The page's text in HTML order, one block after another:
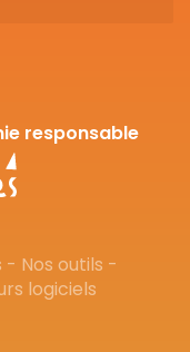
responsable
- Nos outils -
logiciels